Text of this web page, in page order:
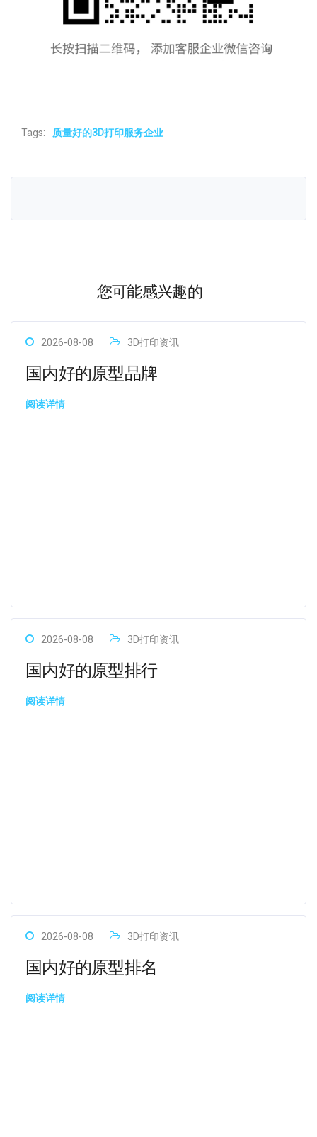
Tags: 质量好的3D打印服务企业
您可能感兴趣的
2026-08-08 3D打印资讯
国内好的原型品牌
阅读详情
2026-08-08 3D打印资讯
国内好的原型排行
阅读详情
2026-08-08 3D打印资讯
国内好的原型排名
阅读详情